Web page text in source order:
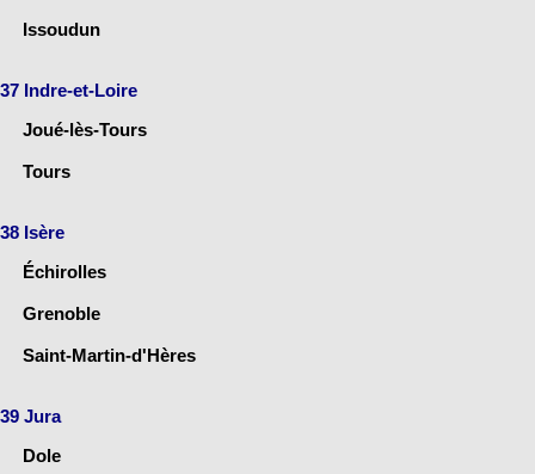
Issoudun
37 Indre-et-Loire
Joué-lès-Tours
Tours
38 Isère
Échirolles
Grenoble
Saint-Martin-d'Hères
39 Jura
Dole